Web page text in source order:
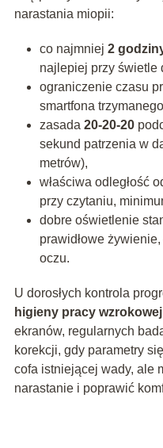
narastania miopii:
co najmniej 2
najlepiej przy świetle
ograniczenie czasu
smartfona
zasada 20-20-20
sekund patrzenia w
metrów),
właściwa odległość
przy czytaniu,
dobre oświetlenie
prawidłowe
oczu.
U dorosłych kontrola
higieny pracy wzrokowej
ekranów, regularnych
korekcji, gdy parametry
cofa istniejącej wady, ale
narastanie i poprawić